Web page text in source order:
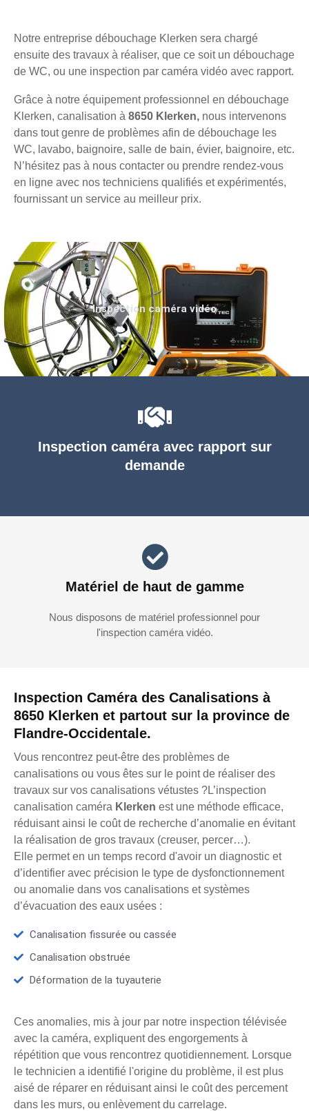
Notre entreprise débouchage Klerken sera chargé
ensuite des travaux à réaliser, que ce soit un débouchage
de WC, ou une inspection par caméra vidéo avec rapport.
Grâce à notre équipement professionnel en débouchage
Klerken, canalisation à 8650 Klerken, nous intervenons
dans tout genre de problèmes afin de débouchage les
WC, lavabo, baignoire, salle de bain, évier, baignoire, etc.
N’hésitez pas à nous contacter ou prendre rendez-vous
en ligne avec nos techniciens qualifiés et expérimentés,
fournissant un service au meilleur prix.
Inspection Caméra des Canalisations à
8650 Klerken et partout sur la province de
Flandre-Occidentale.
Vous rencontrez peut-être des problèmes de
canalisations ou vous êtes sur le point de réaliser des
travaux sur vos canalisations vétustes ?L’inspection
canalisation caméra Klerken est une méthode efficace,
réduisant ainsi le coût de recherche d’anomalie en évitant
la réalisation de gros travaux (creuser, percer…).
Elle permet en un temps record d'avoir un diagnostic et
d’identifier avec précision le type de dysfonctionnement
ou anomalie dans vos canalisations et systèmes
d’évacuation des eaux usées :
Canalisation fissurée ou cassée
Canalisation obstruée
Déformation de la tuyauterie
Ces anomalies, mis à jour par notre inspection télévisée
avec la caméra, expliquent des engorgements à
répétition que vous rencontrez quotidiennement. Lorsque
le technicien a identifié l'origine du problème, il est plus
aisé de réparer en réduisant ainsi le coût des percement
dans les murs, ou enlèvement du carrelage.
Inspection caméra avec rapport sur
demande
Matériel de haut de gamme
Nous disposons de matériel professionnel pour
l'inspection caméra vidéo.
Inspection caméra vidéo